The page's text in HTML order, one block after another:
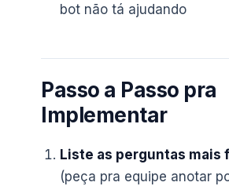
bot não tá ajudando
Passo a Passo pra
Implementar
Liste as perguntas mais
(peça pra equipe anotar